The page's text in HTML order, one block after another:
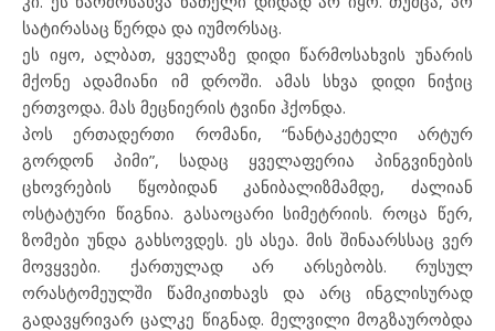
სატირასაც წერდა და იუმორსაც.
ეს იყო, ალბათ, ყველაზე დიდი წარმოსახვის უნარის
მქონე ადამიანი იმ დროში. ამას სხვა დიდი ნიჭიც
ერთვოდა. მას მეცნიერის ტვინი ჰქონდა.
პოს ერთადერთი რომანი, “ნანტაკეტელი არტურ
გორდონ პიმი”, სადაც ყველაფერია პინგვინების
ცხოვრების წყობიდან კანიბალიზმამდე, ძალიან
ოსტატური წიგნია. გასაოცარი სიმეტრიის. როცა წერ,
ზომები უნდა გახსოვდეს. ეს ასეა. მის შინაარსსაც ვერ
მოვყვები. ქართულად არ არსებობს. რუსულ
ორასტომეულში წამიკითხავს და არც ინგლისურად
გადავყრივარ ცალკე წიგნად. მელვილი მოგზაურობდა